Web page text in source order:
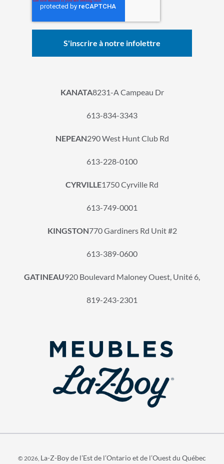
KANATA8231-A Campeau Dr
613-834-3343
NEPEAN290 West Hunt Club Rd
613-228-0100
CYRVILLE1750 Cyrville Rd
613-749-0001
KINGSTON770 Gardiners Rd Unit #2
613-389-0600
GATINEAU920 Boulevard Maloney Ouest, Unité 6,
819-243-2301
© 2026, La-Z-Boy de l’Est de l’Ontario et de l’Ouest du Québec